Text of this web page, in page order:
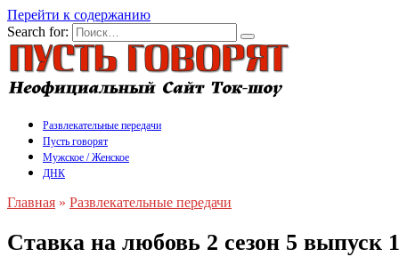
Перейти к содержанию
Search for:
Развлекательные передачи
Пусть говорят
Мужское / Женское
ДНК
Главная » Развлекательные передачи
Ставка на любовь 2 сезон 5 выпуск